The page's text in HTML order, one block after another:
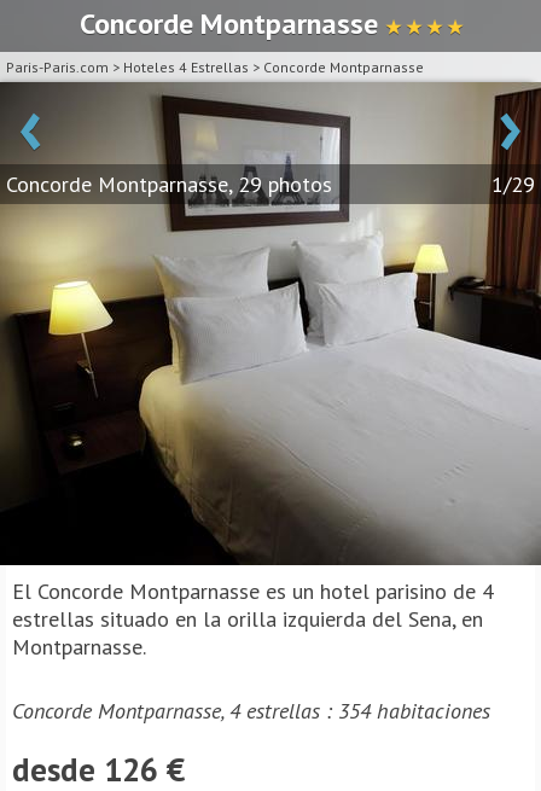
Concorde Montparnasse ★ ★ ★ ★
Paris-Paris.com > Hoteles 4 Estrellas > Concorde Montparnasse
‹ ›
Concorde Montparnasse, 29 photos 1/29
El Concorde Montparnasse es un hotel parisino de 4
estrellas situado en la orilla izquierda del Sena, en
Montparnasse.
Concorde Montparnasse, 4 estrellas : 354 habitaciones
desde 126 €